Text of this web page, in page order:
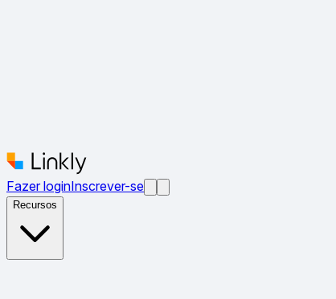
Fazer loginInscrever-se
Recursos